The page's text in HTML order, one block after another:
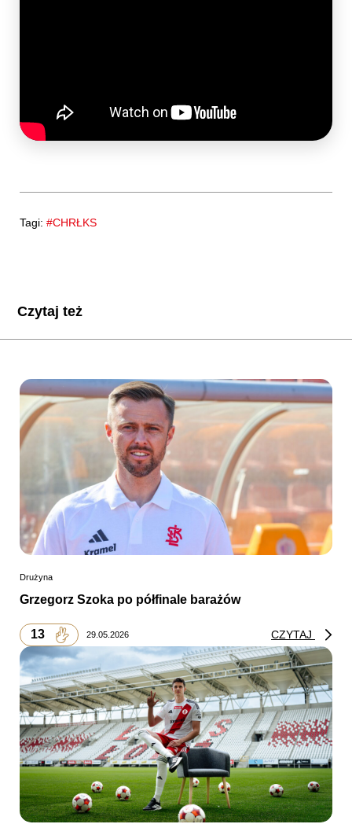
Tagi: #CHRŁKS
Czytaj też
Drużyna
Grzegorz Szoka po półfinale barażów
13 29.05.2026 CZYTAJ